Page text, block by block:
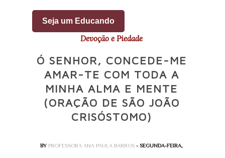
Seja um Educando
Devoção e Piedade
Ó SENHOR, CONCEDE-ME
AMAR-TE COM TODA A
MINHA ALMA E MENTE
(ORAÇÃO DE SÃO JOÃO
CRISÓSTOMO)
BYPROFESSORA ANA PAULA BARROS- SEGUNDA-FEIRA,